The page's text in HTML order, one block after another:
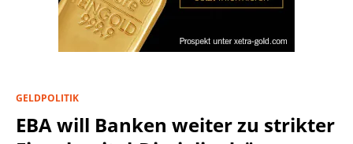
GELDPOLITIK
EBA will Banken weiter zu strikter